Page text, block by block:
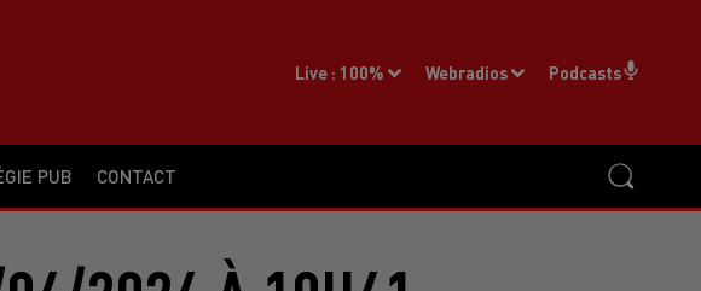
PUB CONTACT
Live : 100% Webradios Podcasts